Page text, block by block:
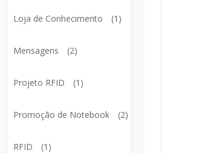
Loja de Conhecimento (1)
Mensagens (2)
Projeto RFID (1)
Promoção de Notebook (2)
RFID (1)